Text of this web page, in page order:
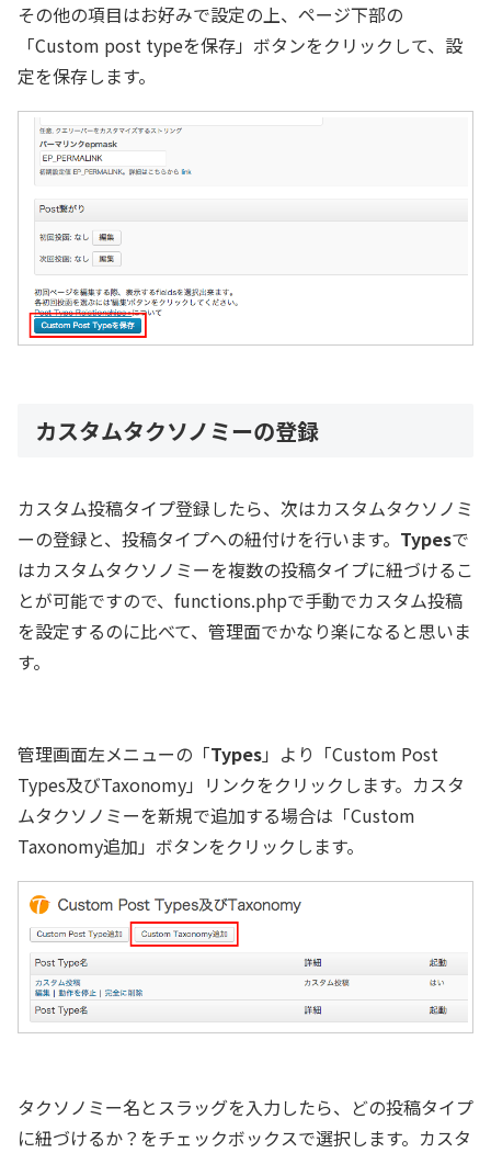
その他の項目はお好みで設定の上、ページ下部の
「Custom post typeを保存」ボタンをクリックして、設
定を保存します。
カスタムタクソノミーの登録
カスタム投稿タイプ登録したら、次はカスタムタクソノミ
ーの登録と、投稿タイプへの紐付けを行います。 Typesで
はカスタムタクソノミーを複数の投稿タイプに紐づけるこ
とが可能ですので、functions.phpで手動でカスタム投稿
を設定するのに比べて、管理面でかなり楽になると思いま
す。
管理画面左メニューの「Types」より「Custom Post
Types及びTaxonomy」リンクをクリックします。カスタ
ムタクソノミーを新規で追加する場合は「Custom
Taxonomy追加」ボタンをクリックします。
タクソノミー名とスラッグを入力したら、どの投稿タイプ
に紐づけるか？をチェックボックスで選択します。カスタ